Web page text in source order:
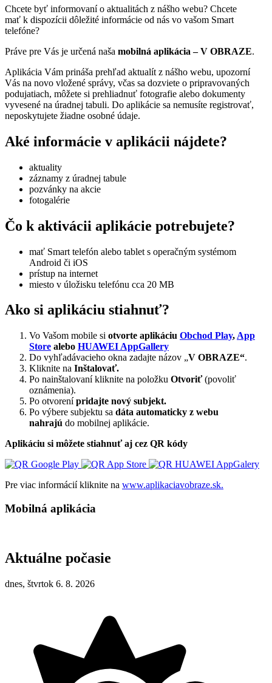
Chcete byť informovaní o aktualitách z nášho webu? Chcete
mať k dispozícii dôležité informácie od nás vo vašom Smart
telefóne?
Práve pre Vás je určená naša mobilná aplikácia – V OBRAZE.
Aplikácia Vám prináša prehľad aktualít z nášho webu, upozorní
Vás na novo vložené správy, včas sa dozviete o pripravovaných
podujatiach, môžete si prehliadnuť fotografie alebo dokumenty
vyvesené na úradnej tabuli. Do aplikácie sa nemusíte registrovať,
neposkytujete žiadne osobné údaje.
Aké informácie v aplikácii nájdete?
aktuality
záznamy z úradnej tabule
pozvánky na akcie
fotogalérie
Čo k aktivácii aplikácie potrebujete?
mať Smart telefón alebo tablet s operačným systémom
Android či iOS
prístup na internet
miesto v úložisku telefónu cca 20 MB
Ako si aplikáciu stiahnuť?
Vo Vašom mobile si otvorte aplikáciu Obchod Play, App
Store alebo HUAWEI AppGallery
Do vyhľadávacieho okna zadajte názov „V OBRAZE“.
Kliknite na Inštalovať.
Po nainštalovaní kliknite na položku Otvoriť(povoliť
oznámenia).
Po otvorenípridajte nový subjekt.
Po výbere subjektu sa dáta automaticky z webu
nahrajú do mobilnej aplikácie.
Aplikáciu si môžete stiahnuť aj cez QR kódy
Pre viac informácií kliknite na www.aplikaciavobraze.sk.
Mobilná aplikácia
Aktuálne počasie
dnes, štvrtok 6. 8. 2026